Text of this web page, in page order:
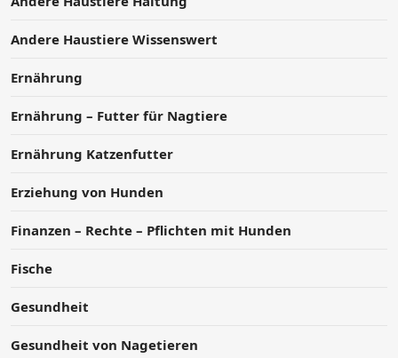
Andere Haustiere Wissenswert
Ernährung
Ernährung – Futter für Nagtiere
Ernährung Katzenfutter
Erziehung von Hunden
Finanzen – Rechte – Pflichten mit Hunden
Fische
Gesundheit
Gesundheit von Nagetieren